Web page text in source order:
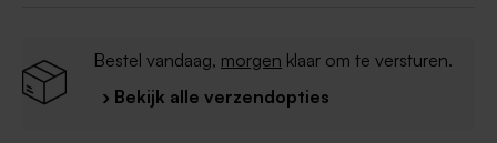
Bestel vandaag, morgen klaar om te versturen.
› Bekijk alle verzendopties